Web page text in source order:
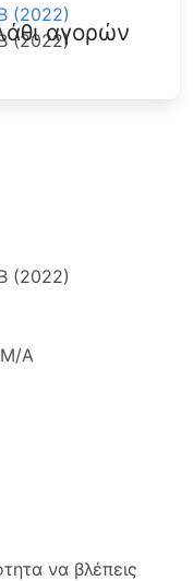
αγορών
(2022)
(2022)
(2022)
A
να βλέπεις